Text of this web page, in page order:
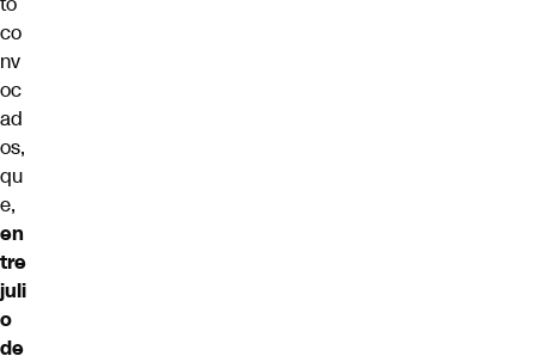
co
nv
oc
ad
os,
qu
e,
en
tre
juli
o
de